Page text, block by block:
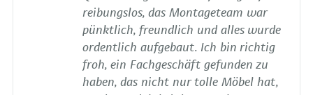
reibungslos, das Montageteam war
pünktlich, freundlich und alles wurde
ordentlich aufgebaut. Ich bin richtig
froh, ein Fachgeschäft gefunden zu
haben, das nicht nur tolle Möbel hat,